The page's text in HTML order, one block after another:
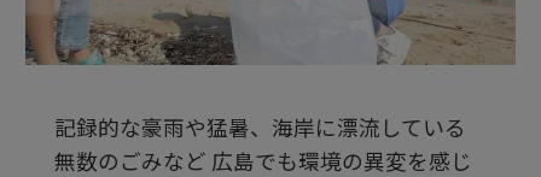
オ
記録的な豪雨や猛暑、海岸に漂流している
無数のごみなど 広島でも環境の異変を感じ